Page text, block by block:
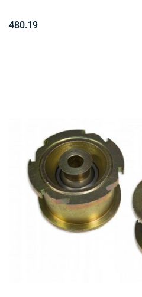
480.19